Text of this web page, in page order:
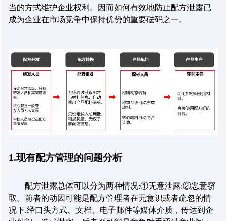
当的方式维护企业权利。因而如何有效地防止配方泄露已
成为企业在市场竞争中保持优势的重要砝码之一。
1.现有配方管理的问题分析
配方泄露总体可以分为两种情况:①无意泄露:②恶意窃
取。前者的动因可能是配方管理者在无意识或者疏忽的情
况下.经口头方式、文档、电子邮件等媒体介质，传达到企